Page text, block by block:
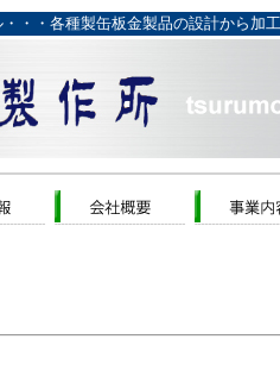
・・各種製缶板金製品の設計から加